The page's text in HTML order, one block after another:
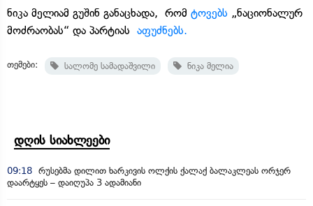
ნიკა მელიამ გუშინ განაცხადა, რომ ტოვებს „ნაციონალურ
მოძრაობას“ და პარტიას აფუძნებს.
თემები: სალომე სამადაშვილი ნიკა მელია
დღის სიახლეები
09:18 რუსებმა დილით ხარკივის ოლქის ქალაქ ბალაკლეას ორჯერ
დაარტყეს – დაიღუპა 3 ადამიანი